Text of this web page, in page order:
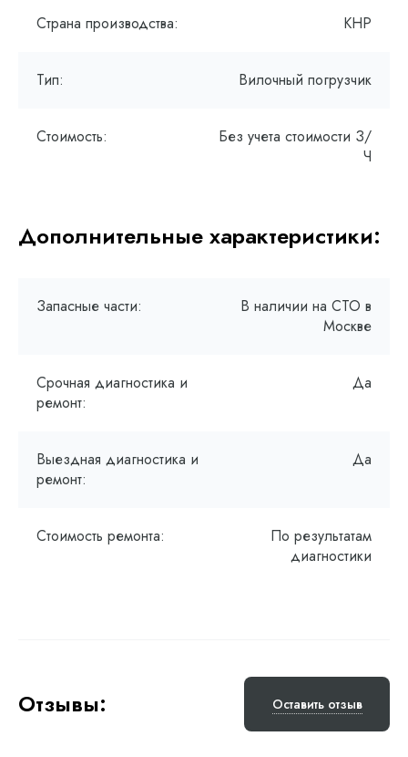
Страна производства: КНР
Тип: Вилочный погрузчик
Стоимость:
Без учета стоимости З/
Ч
Дополнительные характеристики:
Запасные части:
В наличии на СТО в
Москве
Срочная диагностика и
ремонт:
Да
Выездная диагностика и
ремонт:
Да
Стоимость ремонта:
По результатам
диагностики
Отзывы: Оставить отзыв